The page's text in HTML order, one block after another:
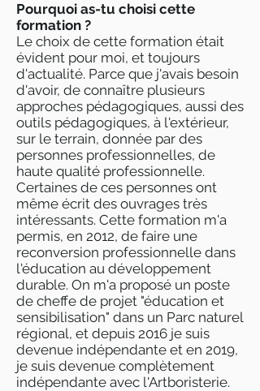
Pourquoi as-tu choisi cette
formation ?
Le choix de cette formation était
évident pour moi, et toujours
d'actualité. Parce que j'avais besoin
d'avoir, de connaître plusieurs
approches pédagogiques, aussi des
outils pédagogiques, à l'extérieur,
sur le terrain, donnée par des
personnes professionnelles, de
haute qualité professionnelle.
Certaines de ces personnes ont
même écrit des ouvrages très
intéressants. Cette formation m'a
permis, en 2012, de faire une
reconversion professionnelle dans
l'éducation au développement
durable. On m'a proposé un poste
de cheffe de projet "éducation et
sensibilisation" dans un Parc naturel
régional, et depuis 2016 je suis
devenue indépendante et en 2019,
je suis devenue complètement
indépendante avec l'Artboristerie.